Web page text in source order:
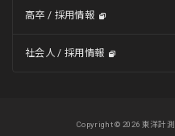
高卒 / 採用情報
社会人 / 採用情報
Copyright © 2026 東洋計